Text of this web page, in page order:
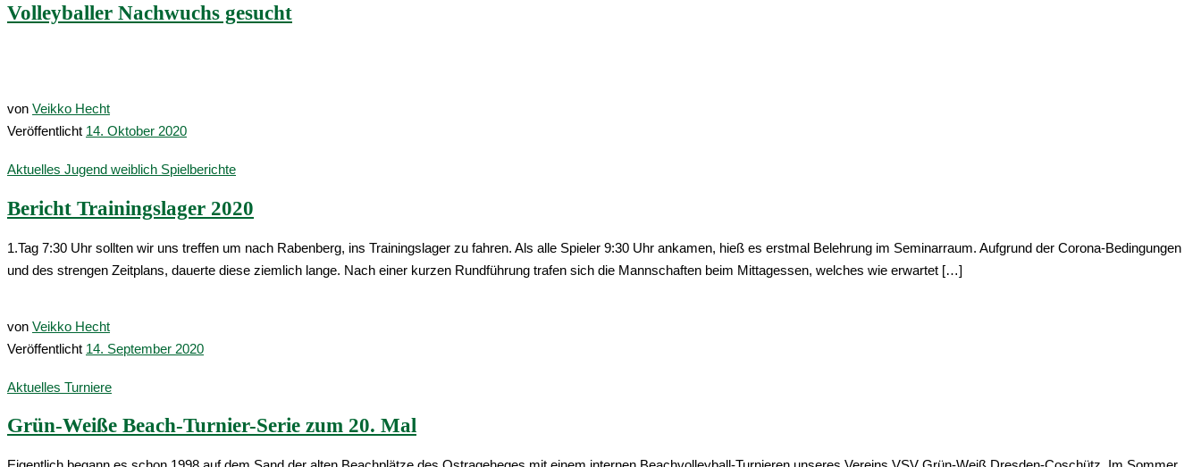
Volleyballer Nachwuchs gesucht
von Veikko Hecht
Veröffentlicht 14. Oktober 2020
Aktuelles Jugend weiblich Spielberichte
Bericht Trainingslager 2020
1.Tag 7:30 Uhr sollten wir uns treffen um nach Rabenberg, ins Trainingslager zu fahren. Als alle Spieler 9:30 Uhr ankamen, hieß es erstmal Belehrung im Seminarraum. Aufgrund der Corona-Bedingungen
und des strengen Zeitplans, dauerte diese ziemlich lange. Nach einer kurzen Rundführung trafen sich die Mannschaften beim Mittagessen, welches wie erwartet […]
von Veikko Hecht
Veröffentlicht 14. September 2020
Aktuelles Turniere
Grün-Weiße Beach-Turnier-Serie zum 20. Mal